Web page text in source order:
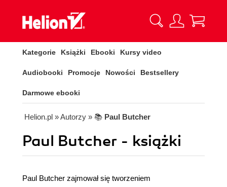
Kategorie Książki Ebooki Kursy video
Audiobooki Promocje Nowości Bestsellery
Darmowe ebooki
Helion.pl » Autorzy » 📚 Paul Butcher
Paul Butcher - książki
Paul Butcher zajmował się tworzeniem